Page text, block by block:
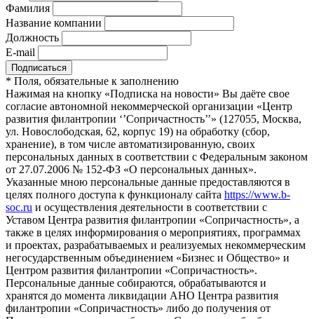
Фамилия
Название компании
Должность
E-mail
* Поля, обязательные к заполнению
Нажимая на кнопку «Подписка на новости» Вы даёте свое
согласие автономной некоммерческой организации «Центр
развития филантропии ‘’Сопричастность’’» (127055, Москва,
ул. Новослободская, 62, корпус 19) на обработку (сбор,
хранение), в том числе автоматизированную, своих
персональных данных в соответствии с Федеральным законом
от 27.07.2006 № 152-ФЗ «О персональных данных».
Указанные мною персональные данные предоставляются в
целях полного доступа к функционалу сайта https://www.b-
soc.ru и осуществления деятельности в соответствии с
Уставом Центра развития филантропии «Сопричастность», а
также в целях информирования о мероприятиях, программах
и проектах, разрабатываемых и реализуемых некоммерческим
негосударственным объединением «Бизнес и Общество» и
Центром развития филантропии «Сопричастность».
Персональные данные собираются, обрабатываются и
хранятся до момента ликвидации АНО Центра развития
филантропии «Сопричастность» либо до получения от